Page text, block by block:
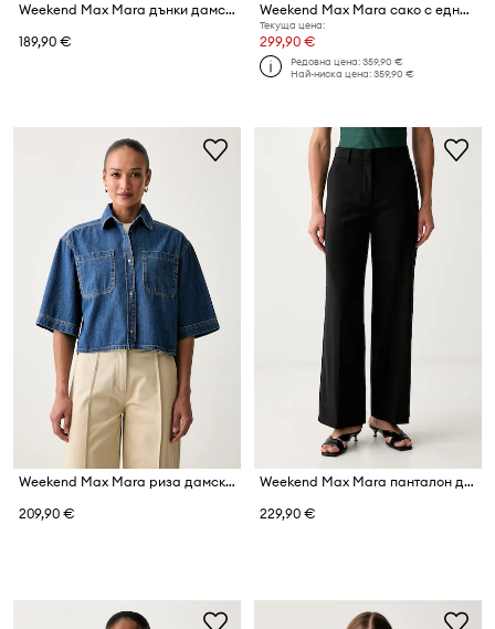
Weekend Max Mara дънки дамски WKDLANA
189,90 €
Weekend Max Mara сако с едноредно закопчаване дамско с памук ALETTA
Текуща цена:
299,90 €
Редовна цена:359,90 €
Най-ниска цена:359,90 €
Weekend Max Mara риза дамска от деним WKDZANNATA
209,90 €
Weekend Max Mara панталон дамски от вълна WKDVISIVO
229,90 €